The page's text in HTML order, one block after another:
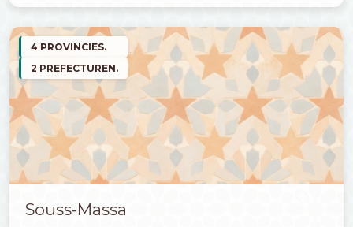
4 PROVINCIES.
2 PREFECTUREN.
Souss-Massa